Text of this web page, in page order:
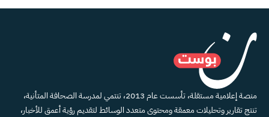
منصة إعلامية مستقلة، تأسست عام 2013، تنتمي لمدرسة الصحافة المتأنية،
تنتج تقارير وتحليلات معمقة ومحتوى متعدد الوسائط لتقديم رؤية أعمق للأخبار،